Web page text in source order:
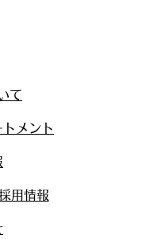
て
メント
用情報